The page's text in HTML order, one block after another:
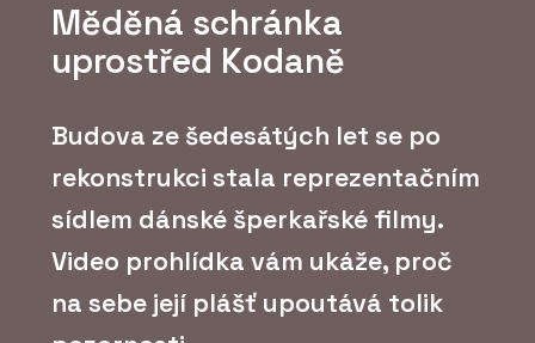
Měděná schránka
uprostřed Kodaně
Budova ze šedesátých let se po
rekonstrukci stala reprezentačním
sídlem dánské šperkařské filmy.
Video prohlídka vám ukáže, proč
na sebe její plášť upoutává tolik